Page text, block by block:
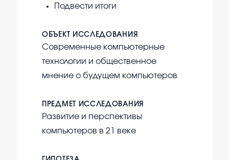
Подвести итоги
ОБЪЕКТ ИССЛЕДОВАНИЯ
Современные компьютерные
технологии и общественное
мнение о будущем компьютеров
ПРЕДМЕТ ИССЛЕДОВАНИЯ
Развитие и перспективы
компьютеров в 21 веке